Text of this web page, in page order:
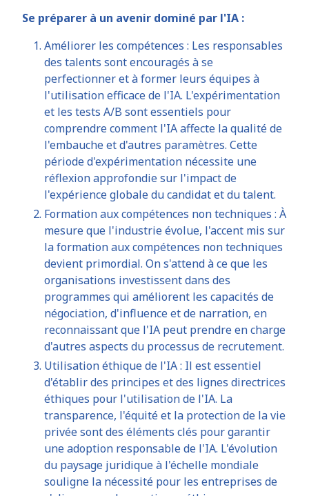
Se préparer à un avenir dominé par l'IA :
Améliorer les compétences : Les responsables
des talents sont encouragés à se
perfectionner et à former leurs équipes à
l'utilisation efficace de l'IA. L'expérimentation
et les tests A/B sont essentiels pour
comprendre comment l'IA affecte la qualité de
l'embauche et d'autres paramètres. Cette
période d'expérimentation nécessite une
réflexion approfondie sur l'impact de
l'expérience globale du candidat et du talent.
Formation aux compétences non techniques : À
mesure que l'industrie évolue, l'accent mis sur
la formation aux compétences non techniques
devient primordial. On s'attend à ce que les
organisations investissent dans des
programmes qui améliorent les capacités de
négociation, d'influence et de narration, en
reconnaissant que l'IA peut prendre en charge
d'autres aspects du processus de recrutement.
Utilisation éthique de l'IA : Il est essentiel
d'établir des principes et des lignes directrices
éthiques pour l'utilisation de l'IA. La
transparence, l'équité et la protection de la vie
privée sont des éléments clés pour garantir
une adoption responsable de l'IA. L'évolution
du paysage juridique à l'échelle mondiale
souligne la nécessité pour les entreprises de